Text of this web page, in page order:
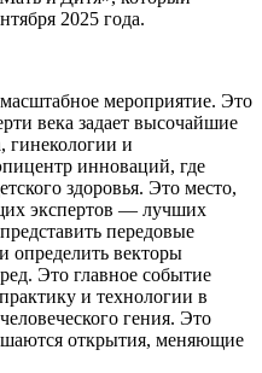
2025 года.
мероприятие. Это
века задает высочайшие
гинекологии и
инноваций, где
здоровья. Это место,
экспертов — лучших
передовые
определить векторы
Это главное событие
и технологии в
гения. Это
открытия, меняющие